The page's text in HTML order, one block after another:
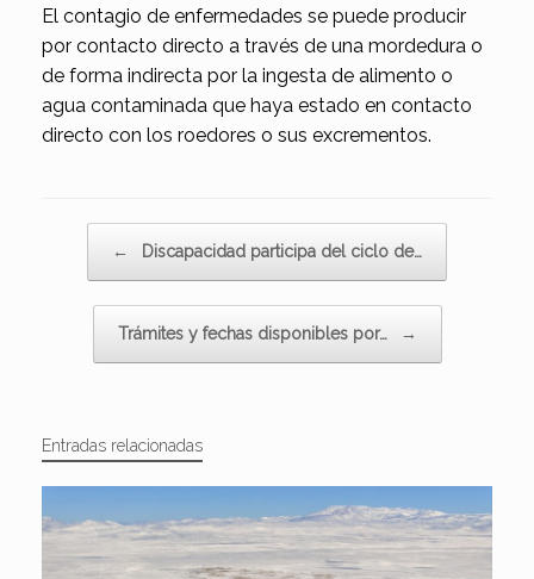
El contagio de enfermedades se puede producir
por contacto directo a través de una mordedura o
de forma indirecta por la ingesta de alimento o
agua contaminada que haya estado en contacto
directo con los roedores o sus excrementos.
← Discapacidad participa del ciclo de…
Trámites y fechas disponibles por… →
Entradas relacionadas